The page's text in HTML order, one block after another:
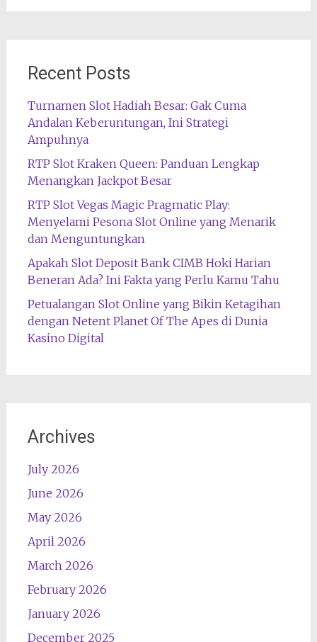
Recent Posts
Turnamen Slot Hadiah Besar: Gak Cuma
Andalan Keberuntungan, Ini Strategi
Ampuhnya
RTP Slot Kraken Queen: Panduan Lengkap
Menangkan Jackpot Besar
RTP Slot Vegas Magic Pragmatic Play:
Menyelami Pesona Slot Online yang Menarik
dan Menguntungkan
Apakah Slot Deposit Bank CIMB Hoki Harian
Beneran Ada? Ini Fakta yang Perlu Kamu Tahu
Petualangan Slot Online yang Bikin Ketagihan
dengan Netent Planet Of The Apes di Dunia
Kasino Digital
Archives
July 2026
June 2026
May 2026
April 2026
March 2026
February 2026
January 2026
December 2025